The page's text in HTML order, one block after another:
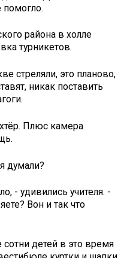
помогло.
района в холле
турникетов.
стреляли, это планово,
никак поставить
Плюс камера
думали?
- удивились учителя. -
Вон и так что
детей в это время